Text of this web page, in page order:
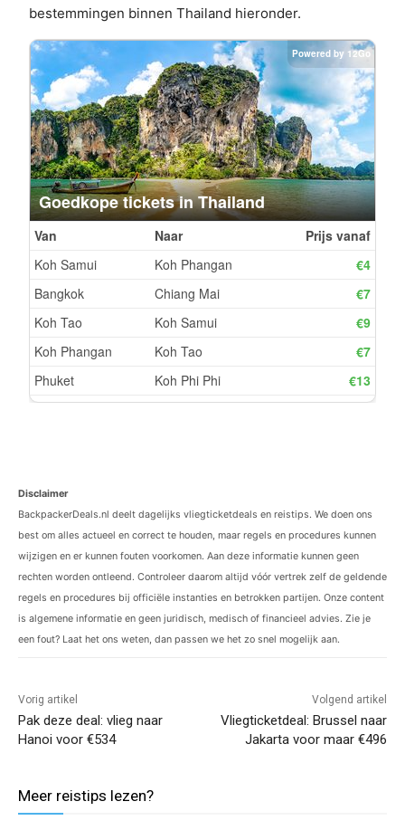
bestemmingen binnen Thailand hieronder.
Disclaimer
BackpackerDeals.nl deelt dagelijks vliegticketdeals en reistips. We doen ons
best om alles actueel en correct te houden, maar regels en procedures kunnen
wijzigen en er kunnen fouten voorkomen. Aan deze informatie kunnen geen
rechten worden ontleend. Controleer daarom altijd vóór vertrek zelf de geldende
regels en procedures bij officiële instanties en betrokken partijen. Onze content
is algemene informatie en geen juridisch, medisch of financieel advies. Zie je
een fout? Laat het ons weten, dan passen we het zo snel mogelijk aan.
Vorig artikel
Pak deze deal: vlieg naar
Hanoi voor €534
Volgend artikel
Vliegticketdeal: Brussel naar
Jakarta voor maar €496
Meer reistips lezen?